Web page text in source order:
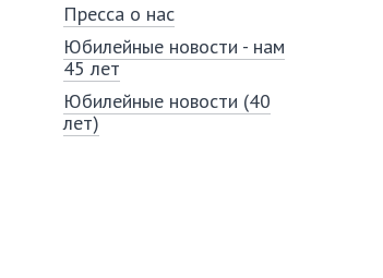
Пресса о нас
Юбилейные новости - нам
45 лет
Юбилейные новости (40
лет)